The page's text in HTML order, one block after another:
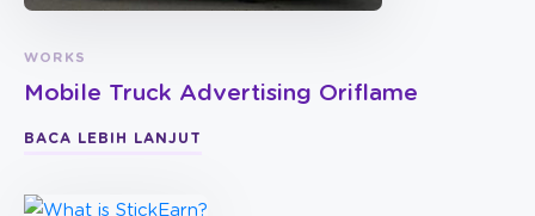
WORKS
Mobile Truck Advertising Oriflame
BACA LEBIH LANJUT